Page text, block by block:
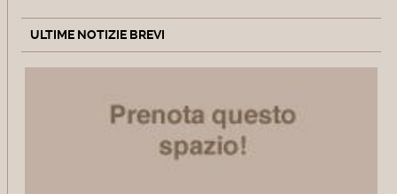
ULTIME NOTIZIE BREVI